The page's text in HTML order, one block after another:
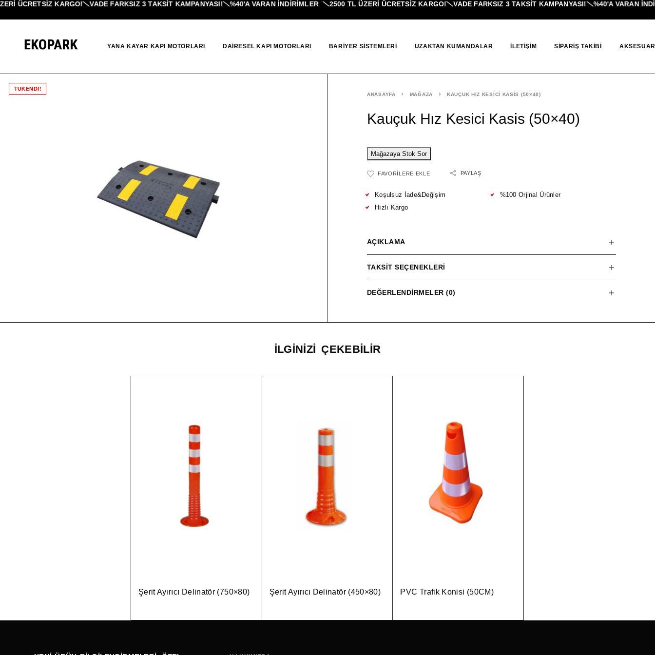
ÜCRETSİZ KARGO! VADE FARKSIZ 3 TAKSIT KAMPANYASI! %40'A VARAN İNDIRIMLER 2500 TL ÜZERI ÜCRETSİZ KARGO! VADE FARKSIZ 3 TAKSIT KAMPANYASI! %40'A VARAN
YANA KAYAR KAPI MOTORLARI DAIRESEL KAPI MOTORLARI BARIYER SISTEMLERI UZAKTAN KUMANDALAR İLETIŞIM SIPARIŞ TAKIBI
TÜKENDI!
ANASAYFA MAĞAZA KAUÇUK HIZ KESICI KASIS (50×40)
Kauçuk Hız Kesici Kasis (50×40)
FAVORILERE EKLE PAYLAŞ
Koşulsuz İade&Değişim
Hızlı Kargo
%100 Orjinal Ürünler
AÇIKLAMA
TAKSIT SEÇENEKLERI
DEĞERLENDIRMELER (0)
İLGINIZI ÇEKEBILIR
Şerit Ayırıcı Delinatör (750×80) Şerit Ayırıcı Delinatör (450×80) PVC Trafik Konisi (50CM)